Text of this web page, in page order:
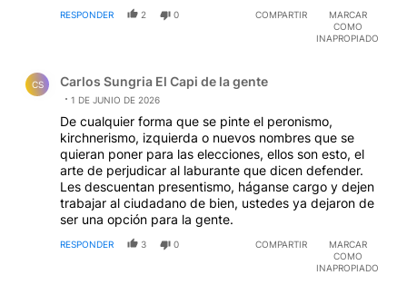
RESPONDER 2 0 COMPARTIR
MARCAR
COMO
INAPROPIADO
CS Carlos Sungria El Capi de la gente
1 DE JUNIO DE 2026
De cualquier forma que se pinte el peronismo,
kirchnerismo, izquierda o nuevos nombres que se
quieran poner para las elecciones, ellos son esto, el
arte de perjudicar al laburante que dicen defender.
Les descuentan presentismo, háganse cargo y dejen
trabajar al ciudadano de bien, ustedes ya dejaron de
ser una opción para la gente.
RESPONDER 3 0 COMPARTIR
MARCAR
COMO
INAPROPIADO